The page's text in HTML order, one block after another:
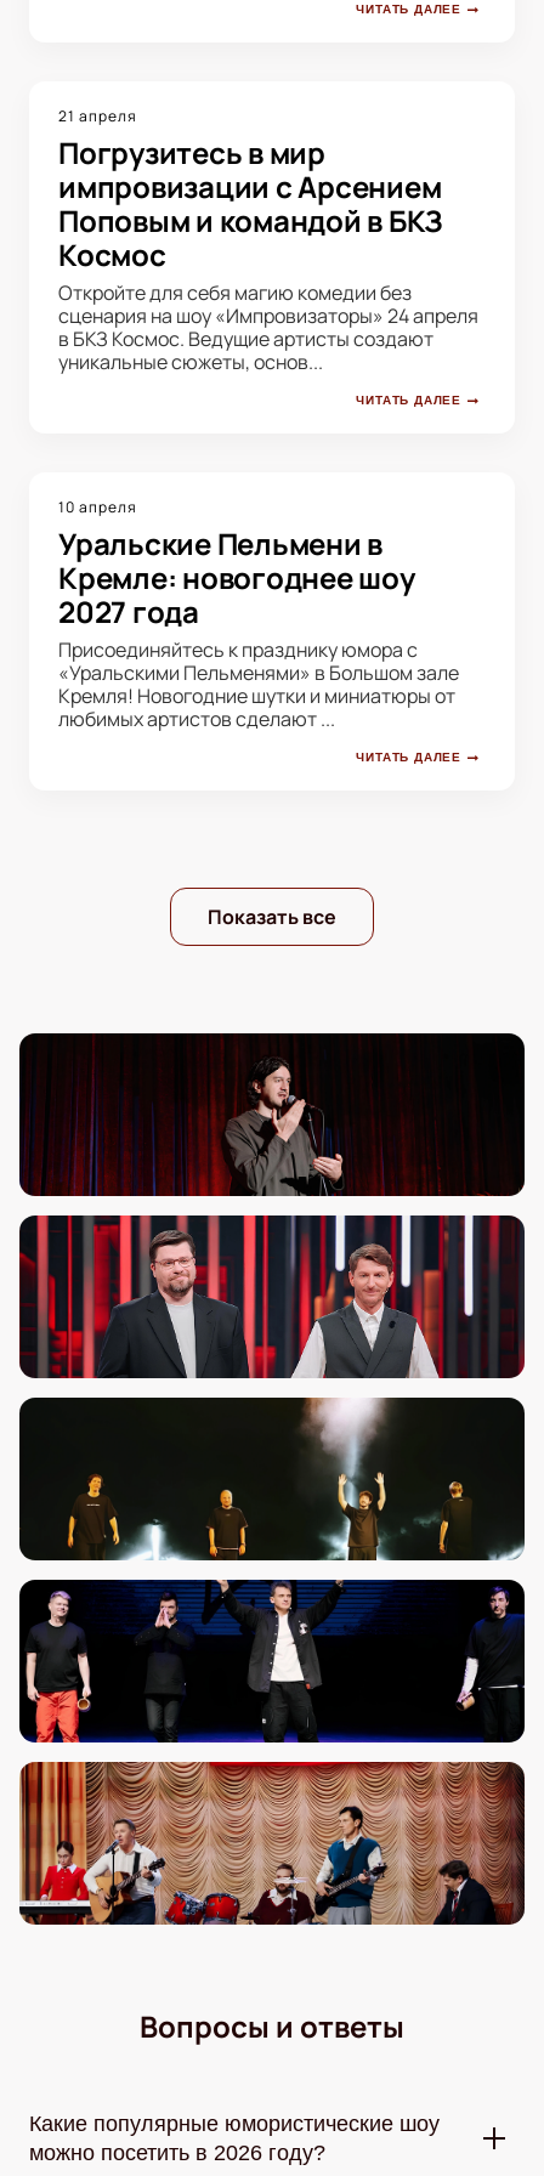
ЧИТАТЬ ДАЛЕЕ
21 апреля
Погрузитесь в мир
импровизации с Арсением
Поповым и командой в БКЗ
Космос
Откройте для себя магию комедии без
сценария на шоу «Импровизаторы» 24 апреля
в БКЗ Космос. Ведущие артисты создают
уникальные сюжеты, основ...
ЧИТАТЬ ДАЛЕЕ
10 апреля
Уральские Пельмени в
Кремле: новогоднее шоу
2027 года
Присоединяйтесь к празднику юмора с
«Уральскими Пельменями» в Большом зале
Кремля! Новогодние шутки и миниатюры от
любимых артистов сделают ...
ЧИТАТЬ ДАЛЕЕ
Показать все
Вопросы и ответы
Какие популярные юмористические шоу
можно посетить в 2026 году?